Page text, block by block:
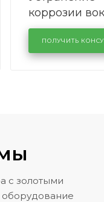
коррозии
лобового
районе
Volkswagen
ПОЛУЧИТЬ
с золотыми